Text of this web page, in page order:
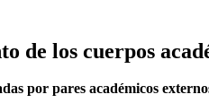
de los cuerpos
por pares académicos